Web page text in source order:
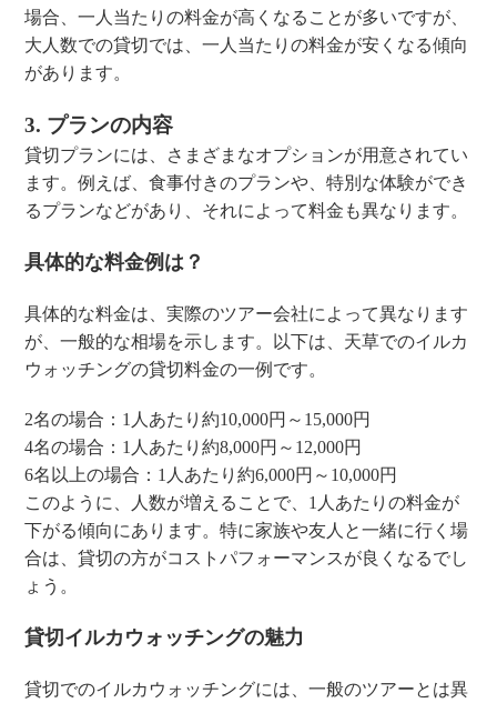
場合、一人当たりの料金が高くなることが多いですが、
大人数での貸切では、一人当たりの料金が安くなる傾向
があります。
3. プランの内容
貸切プランには、さまざまなオプションが用意されてい
ます。例えば、食事付きのプランや、特別な体験ができ
るプランなどがあり、それによって料金も異なります。
具体的な料金例は？
具体的な料金は、実際のツアー会社によって異なります
が、一般的な相場を示します。以下は、天草でのイルカ
ウォッチングの貸切料金の一例です。
2名の場合：1人あたり約10,000円～15,000円
4名の場合：1人あたり約8,000円～12,000円
6名以上の場合：1人あたり約6,000円～10,000円
このように、人数が増えることで、1人あたりの料金が
下がる傾向にあります。特に家族や友人と一緒に行く場
合は、貸切の方がコストパフォーマンスが良くなるでし
ょう。
貸切イルカウォッチングの魅力
貸切でのイルカウォッチングには、一般のツアーとは異